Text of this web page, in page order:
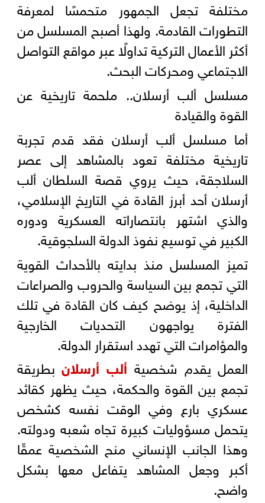
مختلفة تجعل الجمهور متحمسًا لمعرفة
التطورات القادمة. ولهذا أصبح المسلسل من
أكثر الأعمال التركية تداولًا عبر مواقع التواصل
الاجتماعي ومحركات البحث.
مسلسل ألب أرسلان.. ملحمة تاريخية عن
القوة والقيادة
أما مسلسل ألب أرسلان فقد قدم تجربة
تاريخية مختلفة تعود بالمشاهد إلى عصر
السلاجقة، حيث يروي قصة السلطان ألب
أرسلان أحد أبرز القادة في التاريخ الإسلامي،
والذي اشتهر بانتصاراته العسكرية ودوره
الكبير في توسيع نفوذ الدولة السلجوقية.
تميز المسلسل منذ بدايته بالأحداث القوية
التي تجمع بين السياسة والحروب والصراعات
الداخلية، إذ يوضح كيف كان القادة في تلك
الفترة يواجهون التحديات الخارجية
والمؤامرات التي تهدد استقرار الدولة.
العمل يقدم شخصية ألب أرسلانبطريقة
تجمع بين القوة والحكمة، حيث يظهر كقائد
عسكري بارع وفي الوقت نفسه كشخص
يتحمل مسؤوليات كبيرة تجاه شعبه ودولته.
وهذا الجانب الإنساني منح الشخصية عمقًا
أكبر وجعل المشاهد يتفاعل معها بشكل
واضح.